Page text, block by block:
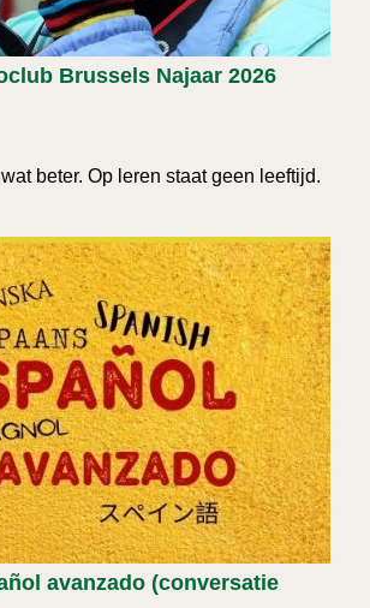
Brussels Najaar 2026
beter. Op leren staat geen leeftijd.
avanzado (conversatie